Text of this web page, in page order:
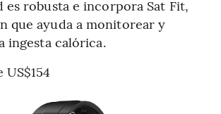
es robusta e incorpora Sat Fit,
que ayuda a monitorear y
ingesta calórica.
US$154